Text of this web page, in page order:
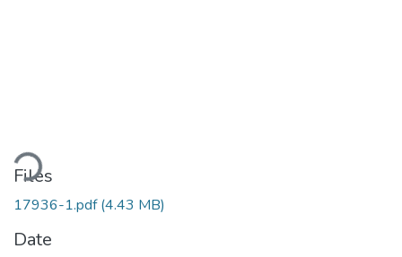
Files
17936-1.pdf(4.43 MB)
Date